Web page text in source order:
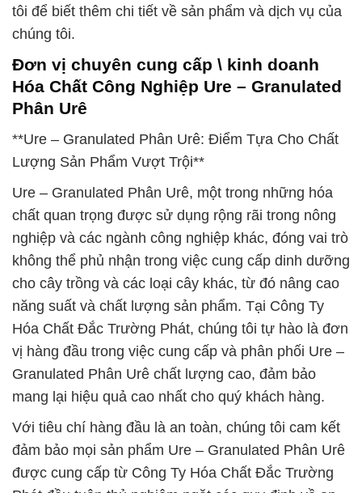
tôi để biết thêm chi tiết về sản phẩm và dịch vụ của
chúng tôi.
Đơn vị chuyên cung cấp \ kinh doanh
Hóa Chất Công Nghiệp Ure – Granulated
Phân Urê
**Ure – Granulated Phân Urê: Điểm Tựa Cho Chất
Lượng Sản Phẩm Vượt Trội**
Ure – Granulated Phân Urê, một trong những hóa
chất quan trọng được sử dụng rộng rãi trong nông
nghiệp và các ngành công nghiệp khác, đóng vai trò
không thể phủ nhận trong việc cung cấp dinh dưỡng
cho cây trồng và các loại cây khác, từ đó nâng cao
năng suất và chất lượng sản phẩm. Tại Công Ty
Hóa Chất Đắc Trường Phát, chúng tôi tự hào là đơn
vị hàng đầu trong việc cung cấp và phân phối Ure –
Granulated Phân Urê chất lượng cao, đảm bảo
mang lại hiệu quả cao nhất cho quý khách hàng.
Với tiêu chí hàng đầu là an toàn, chúng tôi cam kết
đảm bảo mọi sản phẩm Ure – Granulated Phân Urê
được cung cấp từ Công Ty Hóa Chất Đắc Trường